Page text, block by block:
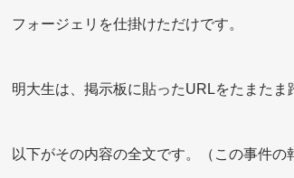
フォージェリを仕掛けただけです。
明大生は、掲示板に貼ったURLをたまたま
以下がその内容の全文です。（この事件